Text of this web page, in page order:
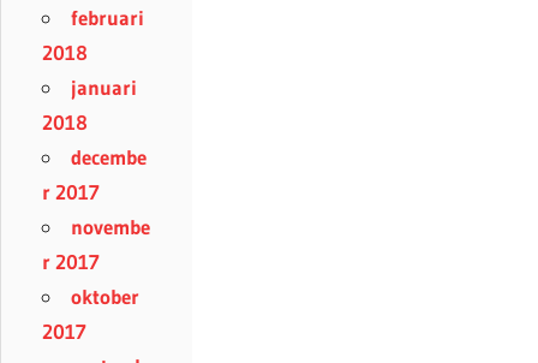
februari
2018
januari
2018
decembe
r 2017
novembe
r 2017
oktober
2017